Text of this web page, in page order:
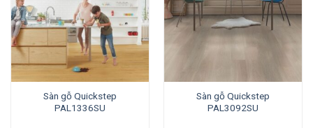
Sàn gỗ Quickstep
PAL1336SU
Sàn gỗ Quickstep
PAL3092SU